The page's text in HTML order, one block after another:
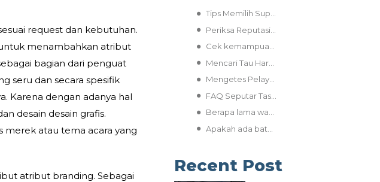
request dan kebutuhan.
menambahkan atribut
bagian dari penguat
seru dan secara spesifik
Karena dengan adanya hal
desain desain grafis.
merek atau tema acara yang
atribut branding. Sebagai
Periksa Reputasi Supplier
Mencari Tau Harga dan Struktur Biaya Produksi
Mengetes Pelayanan Pelanggan dan Komunikasi
FAQ Seputar Tas Custom Perusahaan
Recent Post